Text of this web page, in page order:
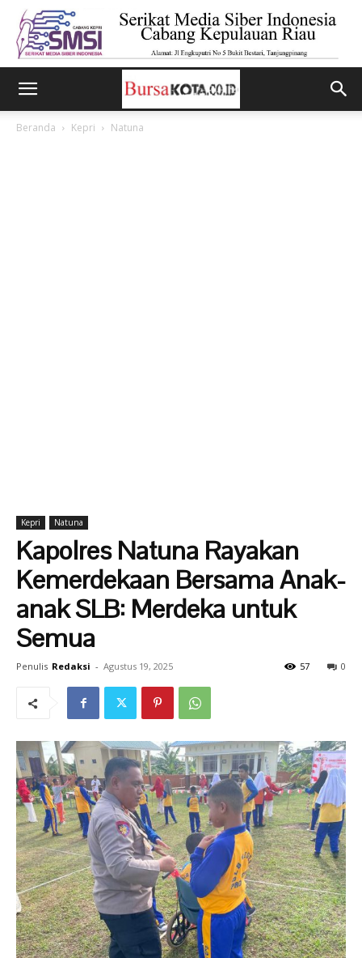
Beranda Kepri Natuna
Kepri Natuna
Kapolres Natuna Rayakan
Kemerdekaan Bersama Anak-
anak SLB: Merdeka untuk
Semua
Penulis Redaksi - Agustus 19, 2025 0
57